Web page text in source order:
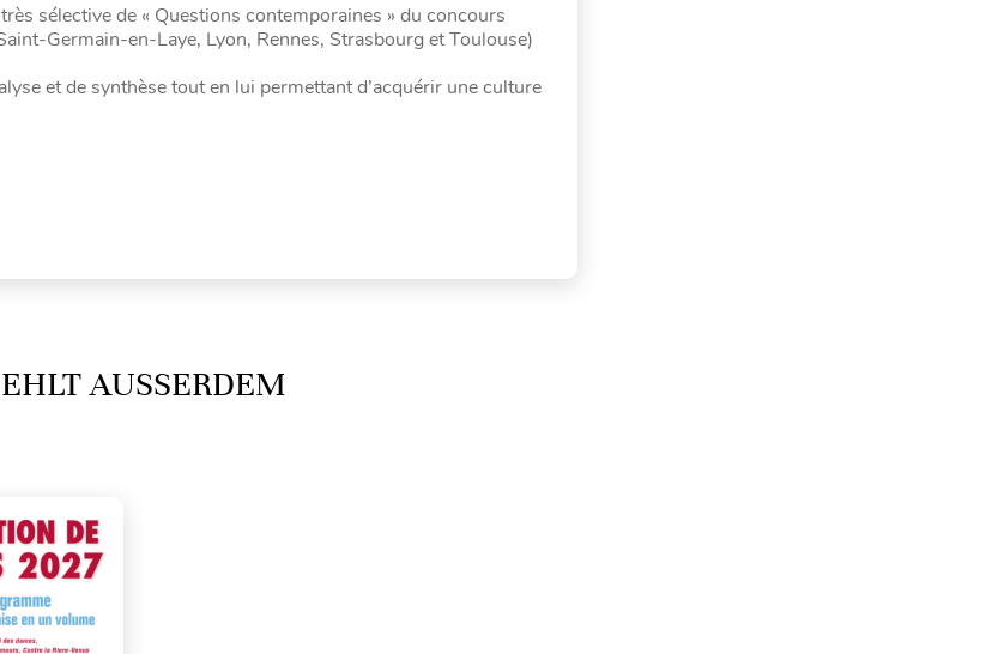
sélective de « Questions contemporaines » du concours
Germain-en-Laye, Lyon, Rennes, Strasbourg et Toulouse)
et de synthèse tout en lui permettant d’acquérir une culture
AUSSERDEM